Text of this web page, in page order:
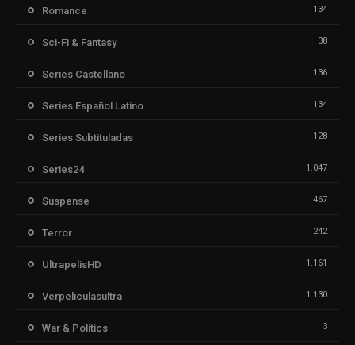
Romance 134
Sci-Fi & Fantasy 38
Series Castellano 136
Series Español Latino 134
Series Subtituladas 128
Series24 1.047
Suspense 467
Terror 242
UltrapelisHD 1.161
Verpeliculasultra 1.130
War & Politics 3